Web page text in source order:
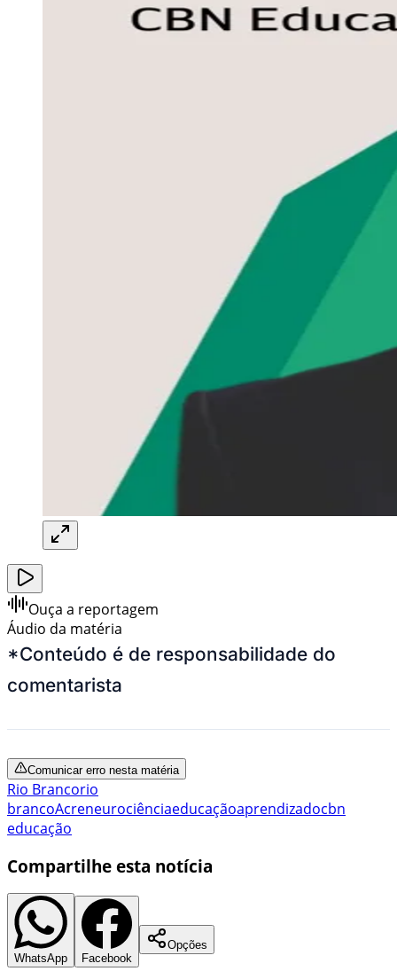
Ouça a reportagem
Áudio da matéria
*Conteúdo é de responsabilidade do
comentarista
Comunicar erro nesta matéria
Rio Brancorio
brancoAcreneurociênciaeducaçãoaprendizadocbn
educação
Compartilhe esta notícia
WhatsApp Facebook
Opções